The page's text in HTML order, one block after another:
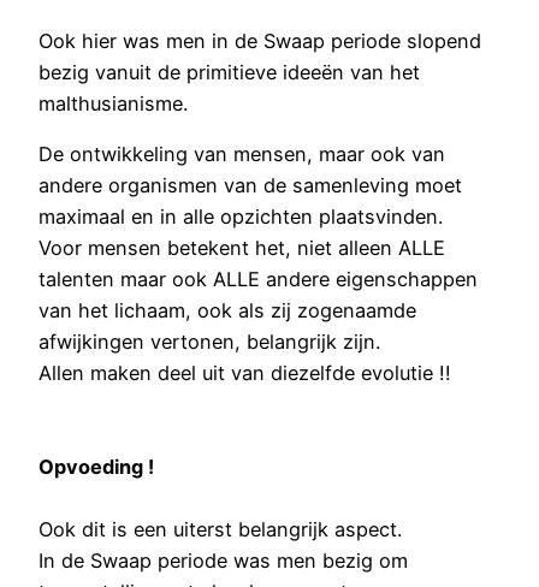
Ook hier was men in de Swaap periode slopend
bezig vanuit de primitieve ideeën van het
malthusianisme.
De ontwikkeling van mensen, maar ook van
andere organismen van de samenleving moet
maximaal en in alle opzichten plaatsvinden.
Voor mensen betekent het, niet alleen ALLE
talenten maar ook ALLE andere eigenschappen
van het lichaam, ook als zij zogenaamde
afwijkingen vertonen, belangrijk zijn.
Allen maken deel uit van diezelfde evolutie !!
Opvoeding !
Ook dit is een uiterst belangrijk aspect.
In de Swaap periode was men bezig om